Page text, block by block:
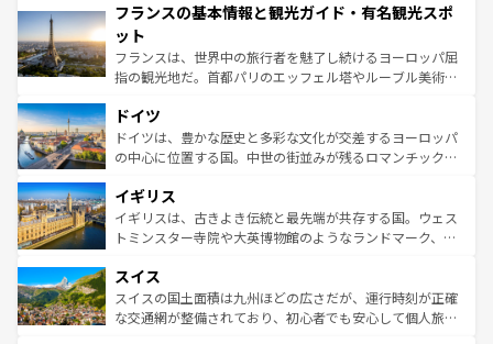
ませてくれるイタリアで、忘れられない旅をしてみよう！
なお、新着のイタリア情報は
しい。
文化が根付くこの国では、情熱的なフラメンコ、熱気あふ
れる闘牛、そして美味しいタパスが生活の一部となってい
る。首都マドリードの洗練された雰囲気や、バルセロナの
アートに溢れた街角から、地方では古代ローマ遺跡や中世
せる。地方によって風土や気候が異なるスペインはその個
性で訪れる人を魅了する。 なお、新着のスペイン情報は コ
ンテンツ一覧を参照してほしい。
フランスの基本情報と観光ガイド・有名観光スポ
ット
フランスは、世界中の旅行者を魅了し続けるヨーロッパ屈
指の観光地だ。首都パリのエッフェル塔やルーブル美術館
で、幅広い魅力が詰まっている。華麗な宮殿、歴史的な大
聖堂、美しいビーチ、そして豊かな自然が、訪れる者を心
から魅了する。また、フランスは美食の国としても知ら
いる。シャンパンの発祥地であるランス、プロヴァンスの
香り高いラベンダー畑など、多彩な楽しみ方が可能だ。さ
らに、パリ以外の地域にも魅力が溢れており、どの街角に
れる地方に足を運ぶとそれぞれで全く異なる文化を体験で
きるだろう。 なお、新着のフランス情報はコンテンツ一覧
を参照してほしい。
ドイツ
ドイツは、豊かな歴史と多彩な文化が交差するヨーロッパ
の中心に位置する国。中世の街並みが残るロマンチック街
顔を持つこの国は、どこを歩いても飽きることがない。ベ
ルリンの文化的活気、バイエルン州のアルプスの絶景、そ
してライン川沿いのワイン畑といった風景は必見。ビール
は、お酒好きな人にはぜひ体験してほしい。 なお、新着の
ドイツ情報はコンテンツ一覧を参照してほしい。
イギリス
イギリスは、古きよき伝統と最先端が共存する国。ウェス
トミンスター寺院や大英博物館のようなランドマーク、歴
リアごとに異なる魅力がある。また、優雅なアフタヌーン
ティー、ビール好きにはたまらない英国パブ、サッカー観
戦など、本場だからこそできる体験も豊富。イギリスを旅
スイス
スイスの国土面積は九州ほどの広さだが、運行時刻が正確
な交通網が整備されており、初心者でも安心して個人旅行